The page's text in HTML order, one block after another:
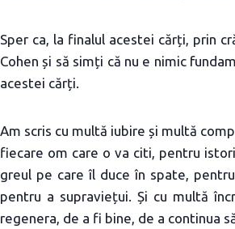
Sper ca, la finalul acestei cărți, prin
Cohen și să simți că nu e nimic
acestei cărți.
Am scris cu multă iubire și multă
fiecare om care o va citi, pentru
greul pe care îl duce în spate,
pentru a supraviețui. Și cu multă
regenera, de a fi bine, de a continua